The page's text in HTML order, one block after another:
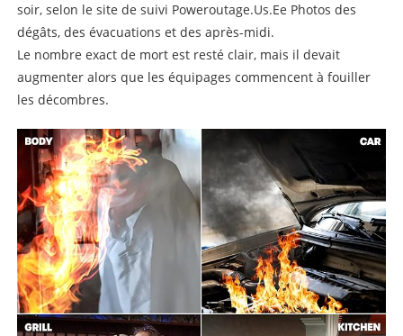
soir, selon le site de suivi Poweroutage.Us.Ee Photos des
dégâts, des évacuations et des après-midi.
Le nombre exact de mort est resté clair, mais il devait
augmenter alors que les équipages commencent à fouiller
les décombres.